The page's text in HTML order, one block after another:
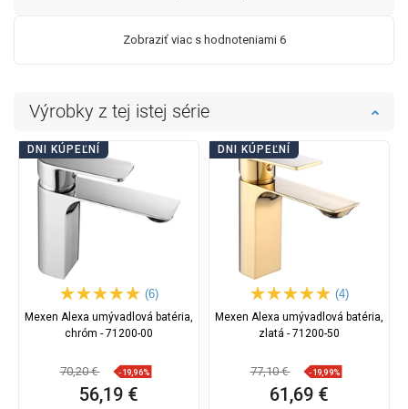
Zobraziť viac s hodnoteniami 6
Výrobky z tej istej série
DNI KÚPEĽNÍ
(6)
Mexen Alexa umývadlová batéria,
chróm - 71200-00
70,20 € -19,96%
56,19 €
DNI KÚPEĽNÍ
(4)
Mexen Alexa umývadlová batéria,
zlatá - 71200-50
77,10 € -19,99%
61,69 €